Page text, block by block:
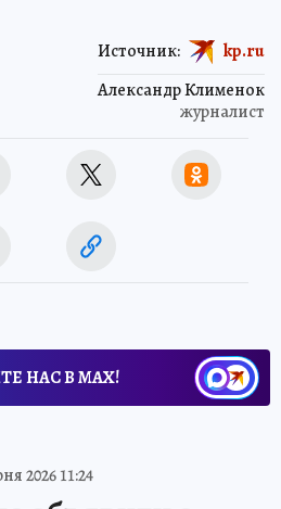
Александр Клименок
журналист
Источник: kp.ru
НАС В МАХ!
2026 11:24